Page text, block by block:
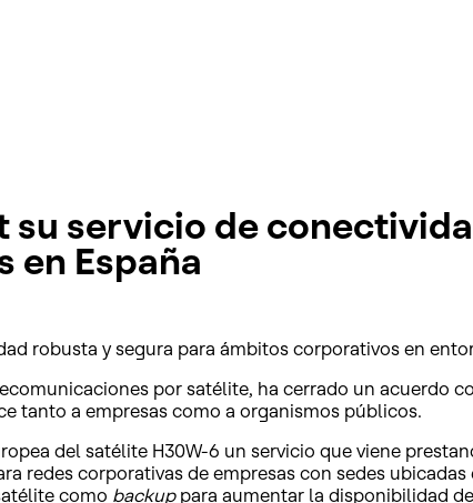
su servicio de
en España
robusta y segura para ámbitos corporativos en
por satélite, ha cerrado un acuerdo
tanto a empresas como a organismos públicos.
del satélite H30W-6 un servicio que viene
redes corporativas de empresas con sedes
como backuppara aumentar la disponibilidad